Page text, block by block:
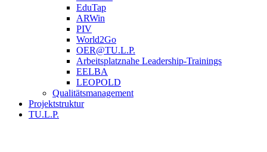
EduTap
ARWin
PIV
World2Go
OER@TU.L.P.
Arbeitsplatznahe Leadership-Trainings
EELBA
LEOPOLD
Qualitätsmanagement
Projektstruktur
TU.L.P.